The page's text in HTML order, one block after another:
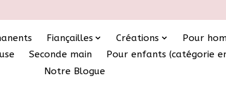
Fiançailles Créations Pour
Seconde main Pour enfants (catégorie
Notre Blogue